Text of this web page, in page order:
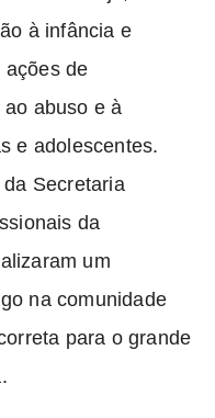
à infância e
ações de
abuso e à
e adolescentes.
Secretaria
da
um
na comunidade
para o grande